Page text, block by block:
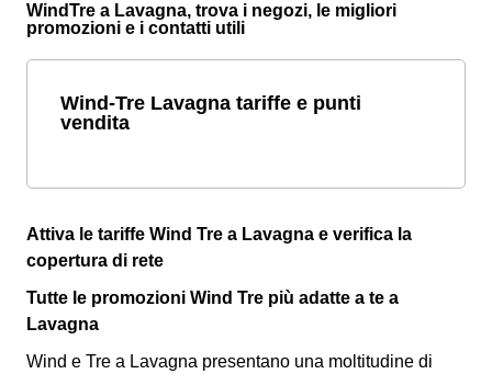
WindTre a Lavagna, trova i negozi, le migliori
promozioni e i contatti utili
Wind-Tre Lavagna tariffe e punti
vendita
Attiva le tariffe Wind Tre a Lavagna e verifica la
copertura di rete
Tutte le promozioni Wind Tre più adatte a te a
Lavagna
Wind e Tre a Lavagna presentano una moltitudine di